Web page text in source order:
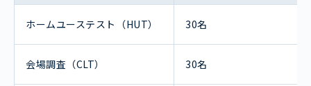
ホームユーステスト（HUT） 30名
会場調査（CLT） 30名